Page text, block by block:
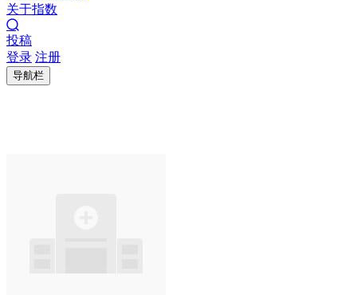
关于指数
投稿
登录 注册
导航栏